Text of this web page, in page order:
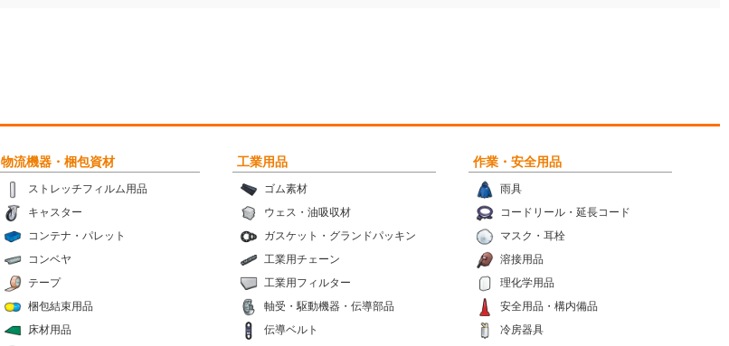
物流機器・梱包資材
ストレッチフィルム用品
キャスター
コンテナ・パレット
コンベヤ
テープ
梱包結束用品
床材用品
工業用品
ゴム素材
ウェス・油吸収材
ガスケット・グランドパッキン
工業用チェーン
工業用フィルター
軸受・駆動機器・伝導部品
伝導ベルト
作業・安全用品
雨具
コードリール・延長コード
マスク・耳栓
溶接用品
理化学用品
安全用品・構内備品
冷房器具